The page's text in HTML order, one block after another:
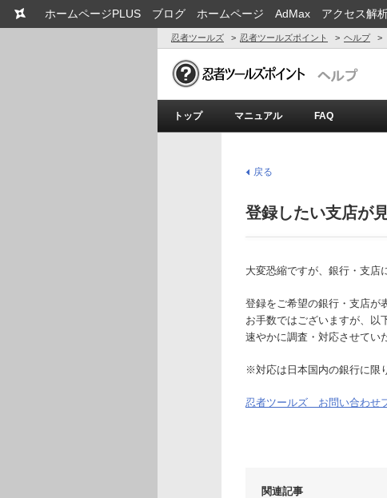
ホームページPLUS ブログ ホームページ AdMax アクセス解
忍者ツールズ 忍者ツールズポイント ヘルプ
トップ マニュアル FAQ
戻る
登録したい支店が
大変恐縮ですが、銀行・支店
登録をご希望の銀行・支店が
お手数ではございますが、以
速やかに調査・対応させてい
※対応は日本国内の銀行に限
忍者ツールズ お問い合わせ
関連記事